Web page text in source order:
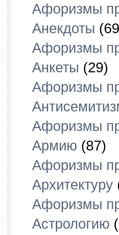
Афоризмы
Анекдоты
Афоризмы
Анкеты (29)
Афоризмы
Афоризмы
Армию (87)
Афоризмы
Архитектуру
Афоризмы
Астрологию